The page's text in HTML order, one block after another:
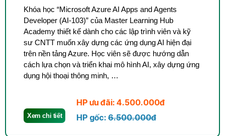
Khóa học “Microsoft Azure AI Apps and Agents
Developer (AI-103)” của Master Learning Hub
Academy thiết kế dành cho các lập trình viên và kỹ
sư CNTT muốn xây dựng các ứng dụng AI hiện đại
trên nền tảng Azure. Học viên sẽ được hướng dẫn
cách lựa chọn và triển khai mô hình AI, xây dựng ứng
dụng hội thoại thông minh, …
HP ưu đãi: 4.500.000đ
HP gốc: 6.500.000đ
Xem chi tiết